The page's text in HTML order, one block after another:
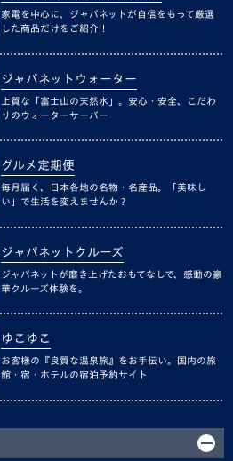
家電を中心に、ジャパネットが自信をもって厳選
した商品だけをご紹介！
ジャパネットウォーター
上質な「富士山の天然水」。安心・安全、こだわ
りのウォーターサーバー
グルメ定期便
毎月届く、日本各地の名物・名産品。「美味し
い」で生活を変えませんか？
ジャパネットクルーズ
ジャパネットが磨き上げたおもてなしで、感動の豪
華クルーズ体験を。
ゆこゆこ
お客様の『良質な温泉旅』をお手伝い。国内の旅
館・宿・ホテルの宿泊予約サイト